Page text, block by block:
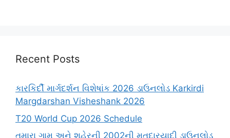
Recent Posts
કારકિર્દી માર્ગદર્શન વિશેષાંક 2026 ડાઉનલોડ Karkirdi
Margdarshan Visheshank 2026
T20 World Cup 2026 Schedule
તમારા ગામ અને શહેરની 2002ની મતદારયાદી ડાઉનલોડ